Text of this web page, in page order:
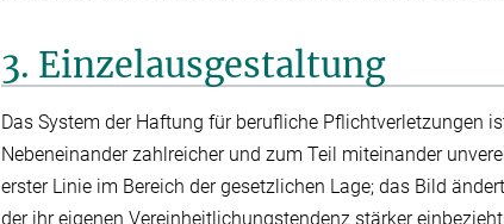
3. Einzelausgestaltung
Das System der Haftung für berufliche Pflichtverletzungen
Nebeneinander zahlreicher und zum Teil miteinander
erster Linie im Bereich der gesetzlichen Lage; das Bild
der ihr eigenen Vereinheitlichungstendenz stärker einbezieht.